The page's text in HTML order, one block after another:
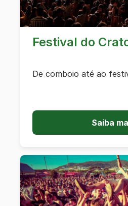
Festival do
De comboio até ao
Saiba